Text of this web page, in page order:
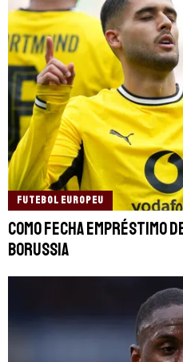
FUTEBOL EUROPEU
Como fecha empréstimo
Borussia